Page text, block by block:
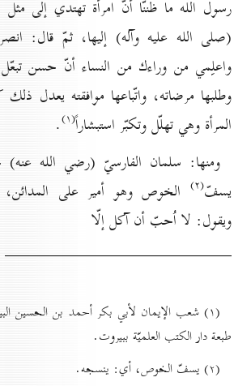
رسول الله ما ظننّا أنّ امرأة تهتدي إلى مثل
(صلى الله عليه وآله) إليها، ثمّ قال:
واعلِمي من وراءك من النساء أنّ حسن
وطلبها مرضاته، واتّباعها موافقته يعدل
المرأة وهي تهلّل وتكبّر استبشاراً(۱) .
ومنها: سلمان الفارسيّ (رضي الله
يسفّ(۲)
الخوص وهو أمير على المدائن،
ويقول: لا اُحبّ أن آكل إلّا
طبعة دار الكتب العلميّة ببيروت.
(۲) يسفّ الخوص، أي: ينسجه.